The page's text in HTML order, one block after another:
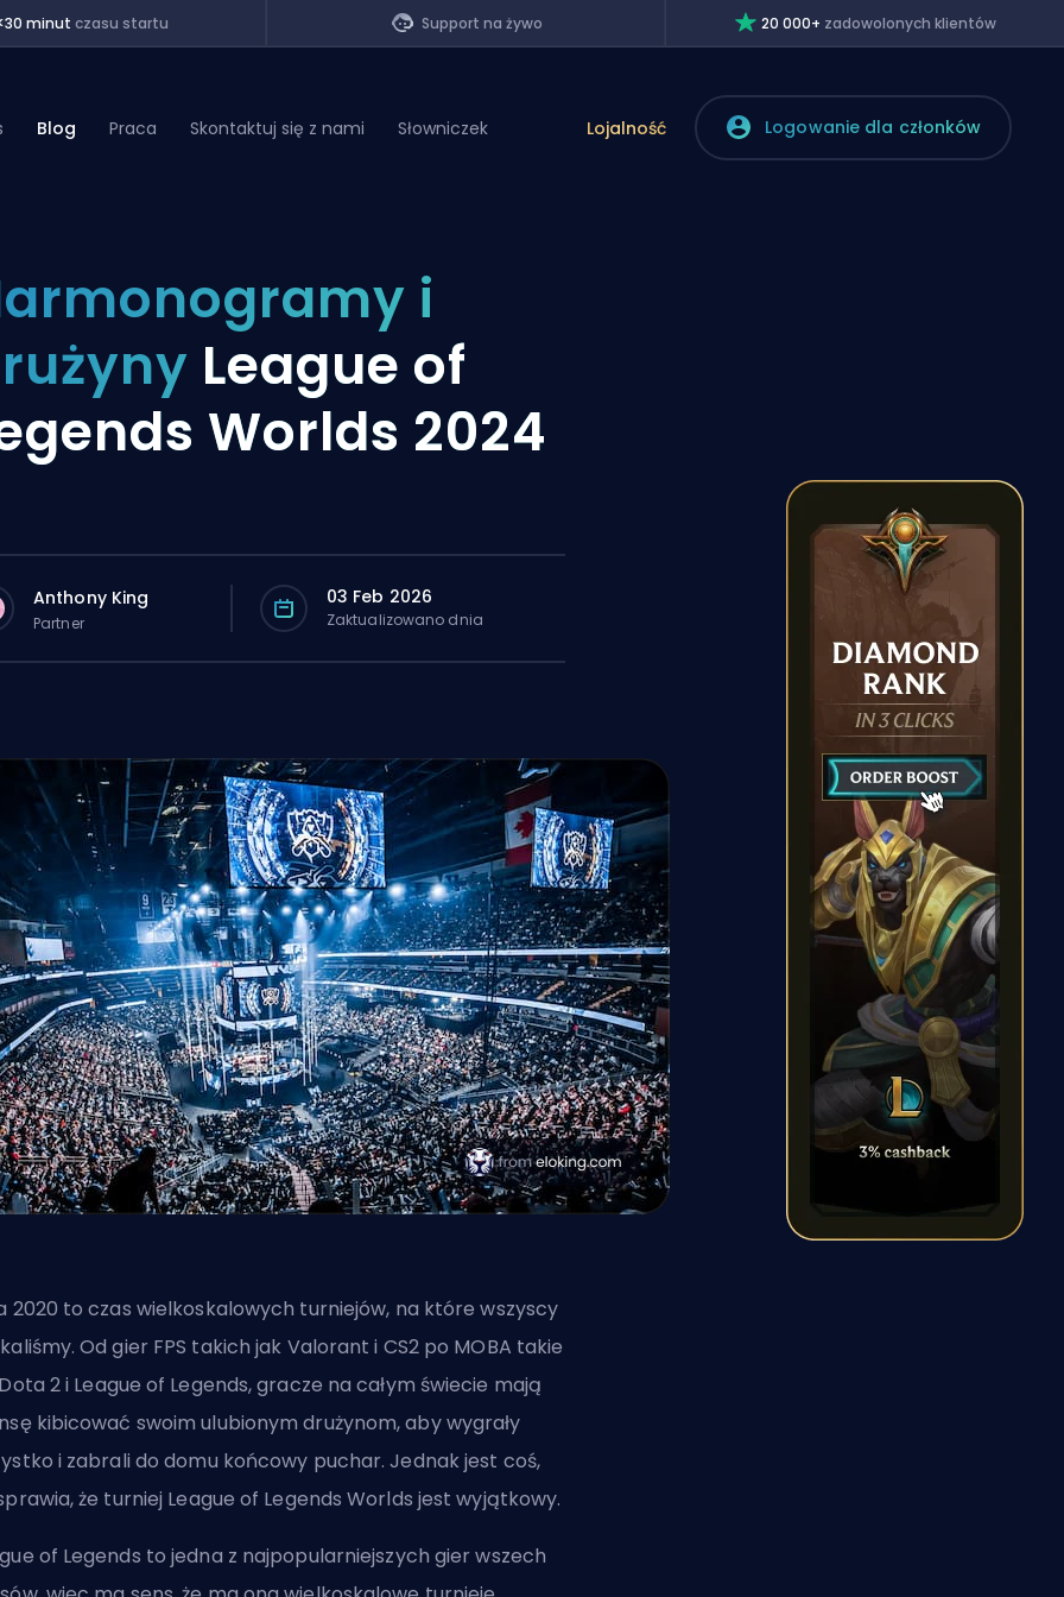
minutczasu startu Support na żywo 20 000+ zadowolonych klientów
Blog Praca Skontaktuj się z nami Słowniczek Lojalność Logowanie dla członków
i
League of
Worlds 2024
Anthony King
Partner
03 Feb 2026
Zaktualizowano dnia
2020 to czas wielkoskalowych turniejów, na które wszyscy
Od gier FPS takich jak Valorant i CS2 po MOBA takie
2 i League of Legends, gracze na całym świecie mają
kibicować swoim ulubionym drużynom, aby wygrały
i zabrali do domu końcowy puchar. Jednak jest coś,
że turniej League of Legends Worlds jest wyjątkowy.
of Legends to jedna z najpopularniejszych gier wszech